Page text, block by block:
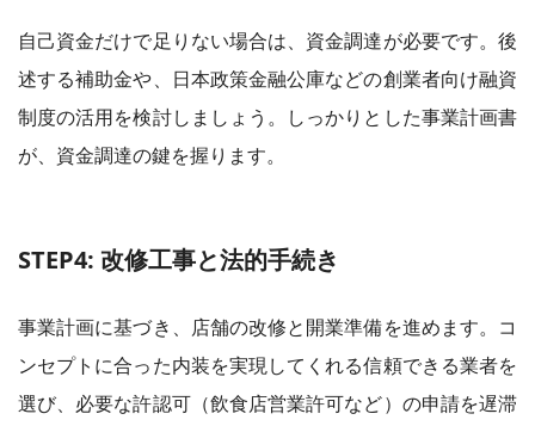
自己資金だけで足りない場合は、資金調達が必要です。後
述する補助金や、日本政策金融公庫などの創業者向け融資
制度の活用を検討しましょう。しっかりとした事業計画書
が、資金調達の鍵を握ります。
STEP4: 改修工事と法的手続き
事業計画に基づき、店舗の改修と開業準備を進めます。コ
ンセプトに合った内装を実現してくれる信頼できる業者を
選び、必要な許認可（飲食店営業許可など）の申請を遅滞